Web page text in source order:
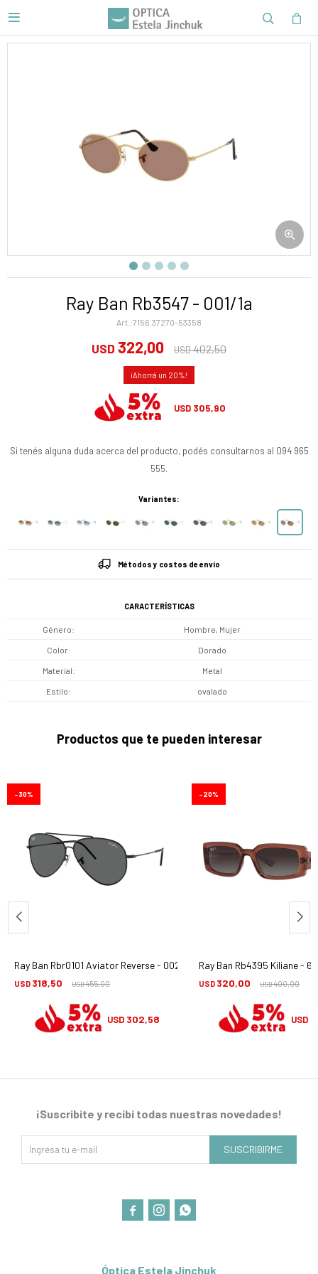

Ray Ban Rb3547 - 001/1a
7156.37270-53358
USD 322,00 USD402,50
20
USD 305,90
Si tenés alguna duda acerca del producto, podés consultarnos al 094 965
555.
Variantes:
Métodos y costos de envío
CARACTERÍSTICAS
Género Hombre, Mujer
Color Dorado
Material Metal
Estilo ovalado
Productos que te pueden interesar
Ray Ban Rbr0101 Aviator Reverse - 002/gr
USD 318,50 USD455,00
30
USD 302,58
Ray Ban Rb4395 Kiliane -
USD 320,00 USD400,00
20
USD
Óptica Estela Jinchuk
¡Suscribite y recibí todas nuestras novedades!
SUSCRIBIRME
  